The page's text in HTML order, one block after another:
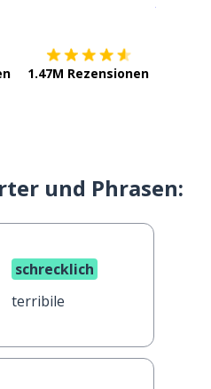
1.47M Rezensionen
und Phrasen:
schrecklich
terribile